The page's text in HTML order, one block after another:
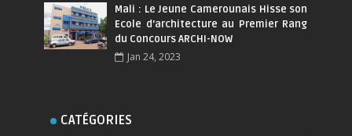
Mali : Le Jeune Camerounais Hisse son
Ecole d’architecture au Premier Rang
du Concours ARCHI-NOW
Jan 24, 2023
CATÉGORIES